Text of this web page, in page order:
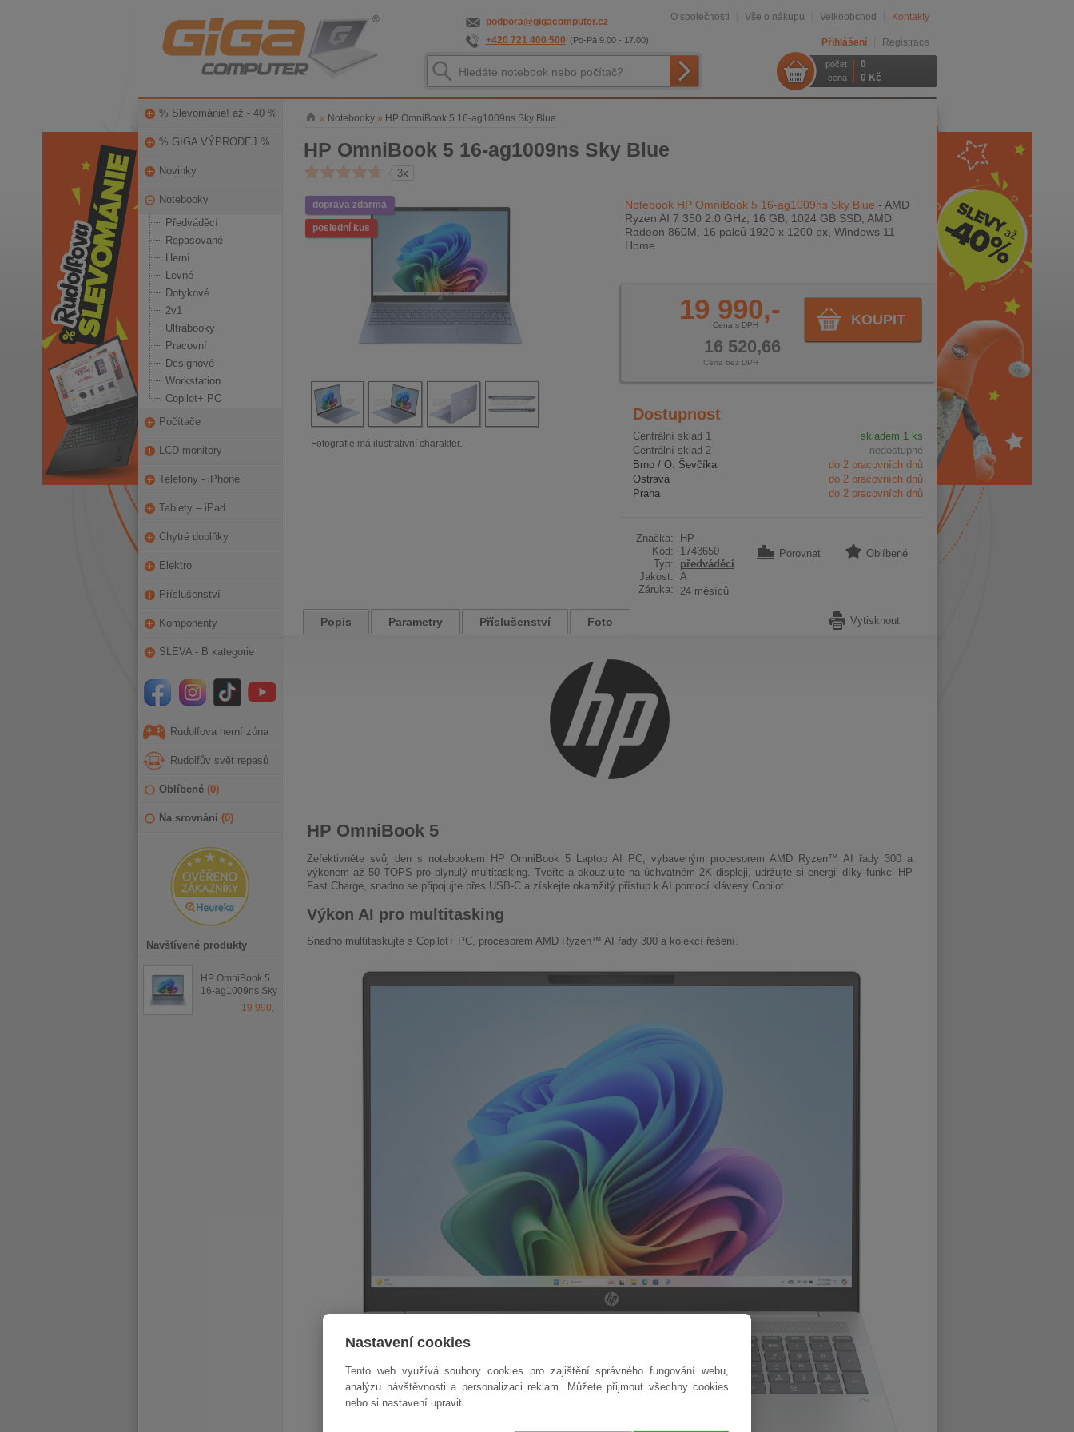
Nastavení cookies
Tento web využívá soubory cookies pro zajištění správného fungování webu,
analýzu návštěvnosti a personalizaci reklam. Můžete přijmout všechny cookies
nebo si nastavení upravit.
podpora@gigacomputer.cz
+420 721 400 500 (Po-Pá 9.00 - 17.00)
O společnosti Vše o nákupu Velkoobchod Kontakty
Přihlášení Registrace
počet 0
cena 0 Kč
% Slevománie! až - 40 %
% GIGA VÝPRODEJ %
Novinky
Notebooky
Předváděcí
Repasované
Herní
Levné
Dotykové
2v1
Ultrabooky
Pracovní
Designové
Workstation
Copilot+ PC
Počítače
LCD monitory
Telefony - iPhone
Tablety – iPad
Chytré doplňky
Elektro
Příslušenství
Komponenty
SLEVA - B kategorie
Rudolfova herní zóna
Rudolfův svět repasů
Oblíbené (0)
Na srovnání (0)
Navštívené produkty
HP OmniBook 5
16-ag1009ns Sky
19 990,-
» Notebooky» HP OmniBook 5 16-ag1009ns Sky Blue
HP OmniBook 5 16-ag1009ns Sky Blue
3x
Notebook HP OmniBook 5 16-ag1009ns Sky Blue - AMD
Ryzen AI 7 350 2.0 GHz, 16 GB, 1024 GB SSD, AMD
Radeon 860M, 16 palců 1920 x 1200 px, Windows 11
Home
KOUPIT
19 990,-
Cena s DPH
16 520,66
Cena bez DPH
Dostupnost
Centrální sklad 1
skladem 1 ks
Centrální sklad 2
nedostupné
Brno / O. Ševčíka
do 2 pracovních dnů
Ostrava
do 2 pracovních dnů
Praha
do 2 pracovních dnů
Značka:
HP
Kód:
1743650
Typ:
předváděcí
Jakost: A
Záruka:
24 měsíců
Porovnat Oblíbené
doprava zdarma
poslední kus
Fotografie má ilustrativní charakter.
Popis Parametry Příslušenství Foto Vytisknout
HP OmniBook 5
Zefektivněte svůj den s notebookem HP OmniBook 5 Laptop AI PC, vybaveným procesorem AMD Ryzen™ AI řady 300 a
výkonem až 50 TOPS pro plynulý multitasking. Tvořte a okouzlujte na úchvatném 2K displeji, udržujte si energii díky funkci HP
Fast Charge, snadno se připojujte přes USB-C a získejte okamžitý přístup k AI pomocí klávesy Copilot.
Výkon AI pro multitasking
Snadno multitaskujte s Copilot+ PC, procesorem AMD Ryzen™ AI řady 300 a kolekcí řešení.